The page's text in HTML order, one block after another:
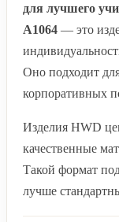
для лучшего
A1064 — это
Оно подходит
корпоративных
Изделия HWD
качественные
Такой формат
лучше